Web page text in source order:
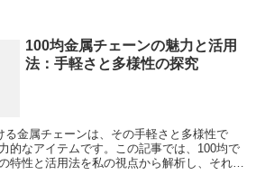
100均金属チェーンの魅力と活用
法：手軽さと多様性の探究
る金属チェーンは、その手軽さと多様性で
的なアイテムです。この記事では、100均で
特性と活用法を私の視点から解析し、それを